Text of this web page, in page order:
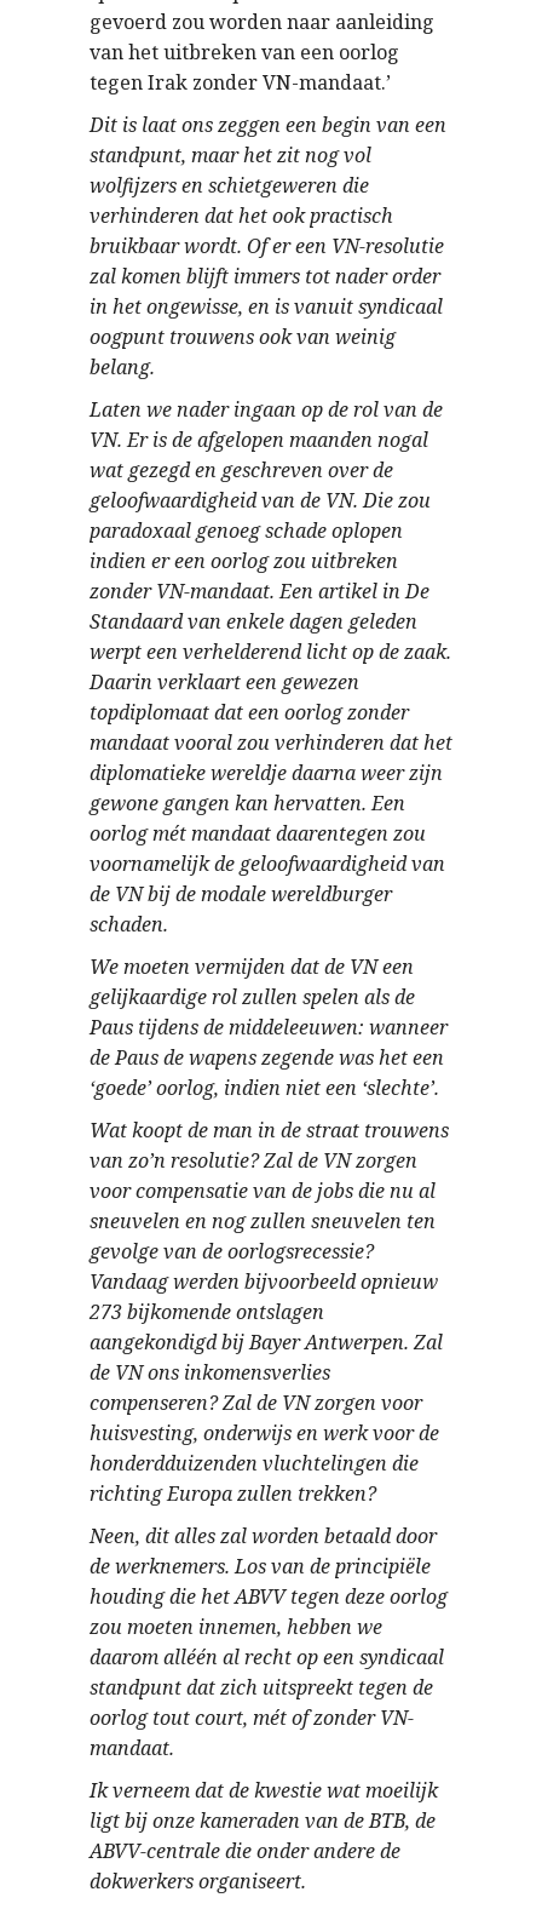
gevoerd zou worden naar aanleiding
van het uitbreken van een oorlog
tegen Irak zonder VN-mandaat.’
Dit is laat ons zeggen een begin van een
standpunt, maar het zit nog vol
wolfijzers en schietgeweren die
verhinderen dat het ook practisch
bruikbaar wordt. Of er een VN-resolutie
zal komen blijft immers tot nader order
in het ongewisse, en is vanuit syndicaal
oogpunt trouwens ook van weinig
belang.
Laten we nader ingaan op de rol van de
VN. Er is de afgelopen maanden nogal
wat gezegd en geschreven over de
geloofwaardigheid van de VN. Die zou
paradoxaal genoeg schade oplopen
indien er een oorlog zou uitbreken
zonder VN-mandaat. Een artikel in De
Standaard van enkele dagen geleden
werpt een verhelderend licht op de zaak.
Daarin verklaart een gewezen
topdiplomaat dat een oorlog zonder
mandaat vooral zou verhinderen dat het
diplomatieke wereldje daarna weer zijn
gewone gangen kan hervatten. Een
oorlog mét mandaat daarentegen zou
voornamelijk de geloofwaardigheid van
de VN bij de modale wereldburger
schaden.
We moeten vermijden dat de VN een
gelijkaardige rol zullen spelen als de
Paus tijdens de middeleeuwen: wanneer
de Paus de wapens zegende was het een
‘goede’ oorlog, indien niet een ‘slechte’.
Wat koopt de man in de straat trouwens
van zo’n resolutie? Zal de VN zorgen
voor compensatie van de jobs die nu al
sneuvelen en nog zullen sneuvelen ten
gevolge van de oorlogsrecessie?
Vandaag werden bijvoorbeeld opnieuw
273 bijkomende ontslagen
aangekondigd bij Bayer Antwerpen. Zal
de VN ons inkomensverlies
compenseren? Zal de VN zorgen voor
huisvesting, onderwijs en werk voor de
honderdduizenden vluchtelingen die
richting Europa zullen trekken?
Neen, dit alles zal worden betaald door
de werknemers. Los van de principiële
houding die het ABVV tegen deze oorlog
zou moeten innemen, hebben we
daarom alléén al recht op een syndicaal
standpunt dat zich uitspreekt tegen de
oorlog tout court, mét of zonder VN-
mandaat.
Ik verneem dat de kwestie wat moeilijk
ligt bij onze kameraden van de BTB, de
ABVV-centrale die onder andere de
dokwerkers organiseert.